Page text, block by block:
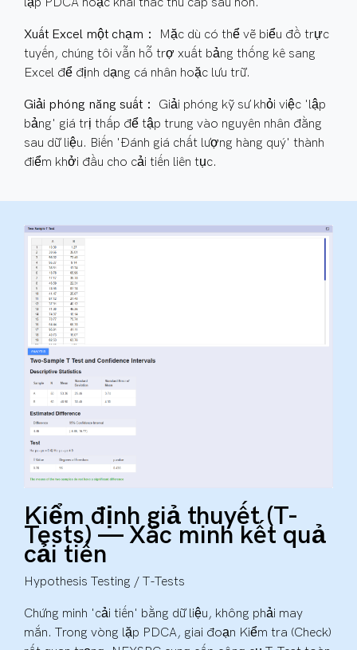
lặp PDCA hoặc khai thác thứ cấp sâu hơn.
Xuất Excel một chạm：
Mặc dù có thể vẽ biểu đồ trực
tuyến, chúng tôi vẫn hỗ trợ xuất bảng thống kê sang
Excel để định dạng cá nhân hoặc lưu trữ.
Giải phóng năng suất：
Giải phóng kỹ sư khỏi việc 'lập
bảng' giá trị thấp để tập trung vào nguyên nhân đằng
sau dữ liệu. Biến 'Đánh giá chất lượng hàng quý' thành
điểm khởi đầu cho cải tiến liên tục.
Kiểm định giả thuyết (T-
Tests) — Xác minh kết quả
cải tiến
Hypothesis Testing / T-Tests
Chứng minh 'cải tiến' bằng dữ liệu, không phải may
mắn. Trong vòng lặp PDCA, giai đoạn Kiểm tra (Check)